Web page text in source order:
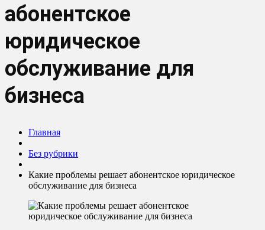
абонентское
юридическое
обслуживание для
бизнеса
Главная
Без рубрики
Какие проблемы решает абонентское юридическое
обслуживание для бизнеса